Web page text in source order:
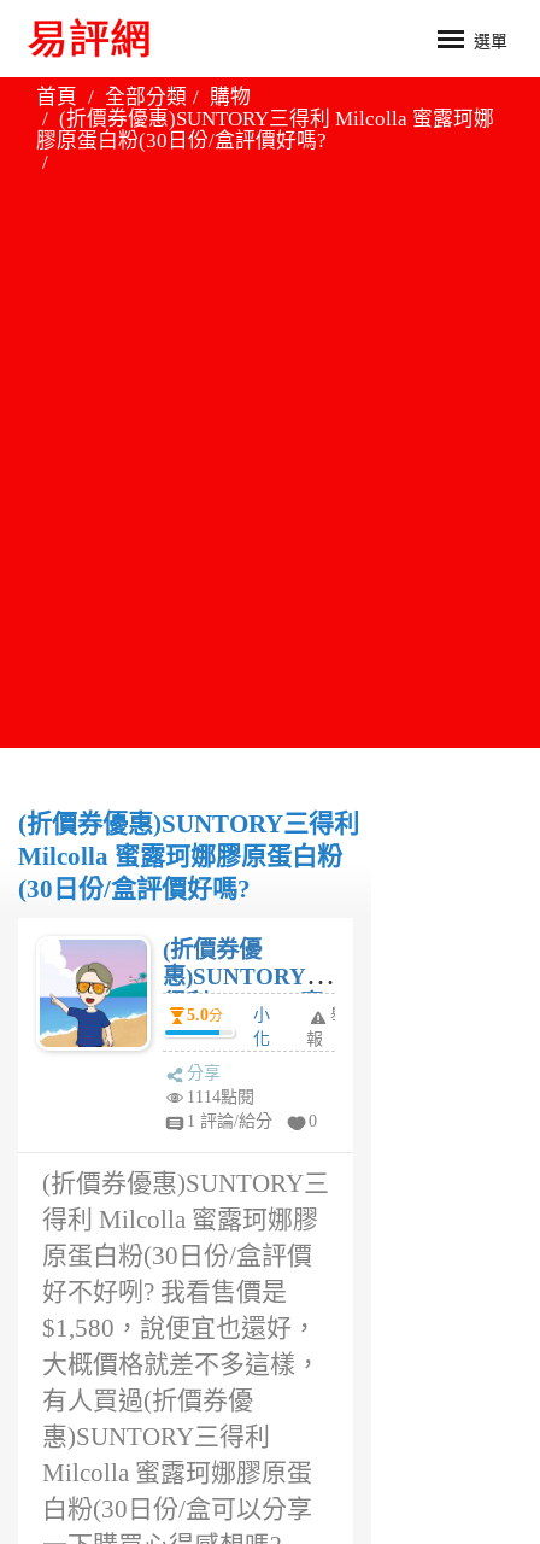
選單
首頁 全部分類
購物
(折價券優惠)SUNTORY三得利 Milcolla 蜜露珂娜
膠原蛋白粉(30日份/盒評價好嗎?
(折價券優惠)SUNTORY三得利
Milcolla 蜜露珂娜膠原蛋白粉
(30日份/盒評價好嗎?
(折價券優
惠)SUNTORY三
得利 Milcolla 蜜
露珂娜膠原蛋白
粉(30日份/盒評
價好嗎?
5.0分
小
化
前
舉
報
分享
1114點閱
1 評論/給分
0
(折價券優惠)SUNTORY三
得利 Milcolla 蜜露珂娜膠
原蛋白粉(30日份/盒評價
好不好咧? 我看售價是
$1,580，說便宜也還好，
大概價格就差不多這樣，
有人買過(折價券優
惠)SUNTORY三得利
Milcolla 蜜露珂娜膠原蛋
白粉(30日份/盒可以分享